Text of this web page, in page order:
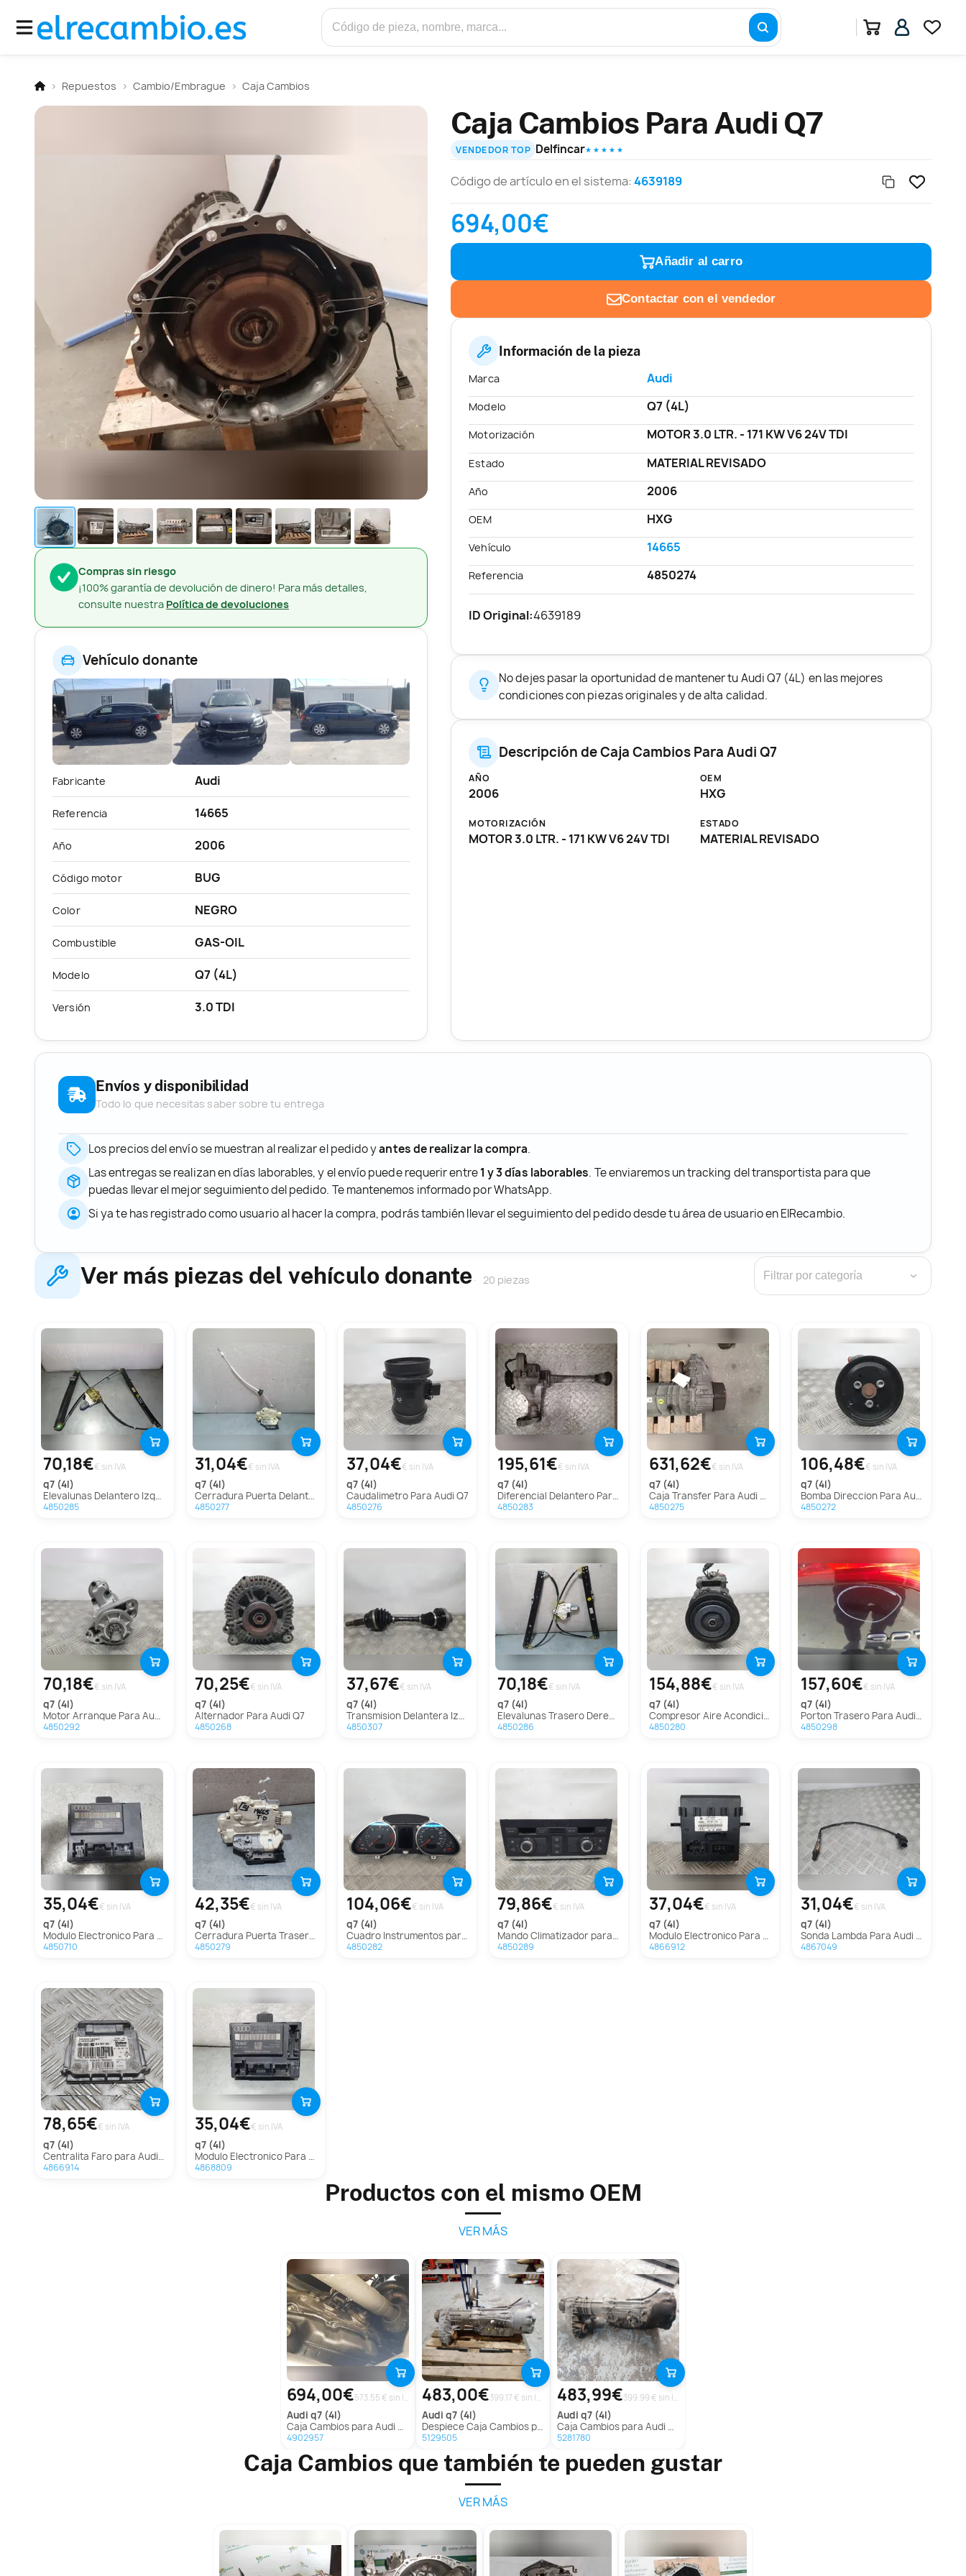
Repuestos Cambio/Embrague Caja Cambios
Compras sin riesgo
¡100% garantía de devolución de dinero! Para más detalles,
consulte nuestra Política de devoluciones
Vehículo donante
Fabricante Audi
Referencia 14665
Año 2006
Código motor BUG
Color NEGRO
Combustible GAS-OIL
Modelo Q7 (4L)
Versión 3.0 TDI
Caja Cambios Para Audi Q7
VENDEDOR TOP Delfincar★ ★ ★ ★ ★
Código de artículo en el sistema:4639189
694,00€
Añadir al carro
Contactar con el vendedor
Información de la pieza
Marca Audi
Modelo Q7 (4L)
Motorización MOTOR 3.0 LTR. - 171 KW V6 24V TDI
Estado MATERIAL REVISADO
Año 2006
OEM HXG
Vehículo 14665
Referencia 4850274
ID Original:4639189
No dejes pasar la oportunidad de mantener tu Audi Q7 (4L) en las mejores
condiciones con piezas originales y de alta calidad.
Descripción de Caja Cambios Para Audi Q7
AÑO
2006
OEM
HXG
MOTORIZACIÓN
MOTOR 3.0 LTR. - 171 KW V6 24V TDI
ESTADO
MATERIAL REVISADO
Envíos y disponibilidad
Todo lo que necesitas saber sobre tu entrega
Los precios del envío se muestran al realizar el pedido yantes de realizar la compra.
Las entregas se realizan en días laborables, y el envío puede requerir entre1 y 3 días laborables. Te enviaremos un tracking del transportista para que
puedas llevar el mejor seguimiento del pedido. Te mantenemos informado por WhatsApp.
Si ya te has registrado como usuario al hacer la compra, podrás también llevar el seguimiento del pedido desde tu área de usuario en ElRecambio.
Ver más piezas del vehículo donante 20 piezas ›
70,18€€ sin IVA
q7 (4l)
Elevalunas Delantero Izquierdo Para Audi Q7
4850285
31,04€€ sin IVA
q7 (4l)
Cerradura Puerta Delantera Derecha Para Audi Q7
4850277
37,04€€ sin IVA
q7 (4l)
Caudalimetro Para Audi Q7
4850276
195,61€€ sin IVA
q7 (4l)
Diferencial Delantero Para Audi Q7
4850283
631,62€€ sin IVA
q7 (4l)
Caja Transfer Para Audi Q7
4850275
106,48€€ sin IVA
q7 (4l)
Bomba Direccion Para Audi Q7
4850272
70,18€€ sin IVA
q7 (4l)
Motor Arranque Para Audi Q7
4850292
70,25€€ sin IVA
q7 (4l)
Alternador Para Audi Q7
4850268
37,67€€ sin IVA
q7 (4l)
Transmision Delantera Izquierda Para Audi Q7
4850307
70,18€€ sin IVA
q7 (4l)
Elevalunas Trasero Derecho Para Audi Q7
4850286
154,88€€ sin IVA
q7 (4l)
Compresor Aire Acondicionado Para Audi Q7
4850280
157,60€€ sin IVA
q7 (4l)
Porton Trasero Para Audi Q7
4850298
35,04€€ sin IVA
q7 (4l)
Modulo Electronico Para Audi Q7
4850710
42,35€€ sin IVA
q7 (4l)
Cerradura Puerta Trasera Derecha para Audi Q7 (4L)
4850279
104,06€€ sin IVA
q7 (4l)
Cuadro Instrumentos para Audi Q7 (4L)
4850282
79,86€€ sin IVA
q7 (4l)
Mando Climatizador para Audi Q7 (4L)
4850289
37,04€€ sin IVA
q7 (4l)
Modulo Electronico Para Audi Q7
4866912
31,04€€ sin IVA
q7 (4l)
Sonda Lambda Para Audi Q7
4867049
78,65€€ sin IVA
q7 (4l)
Centralita Faro para Audi Q7 (4L)
4866914
35,04€€ sin IVA
q7 (4l)
Modulo Electronico Para Audi Q7
4868809
Productos con el mismo OEM
VER MÁS
694,00€ 573.55 € sin IVA
audi q7 (4l)
Caja Cambios para Audi Q7 (4L)
4902957
483,00€ 399.17 € sin IVA
audi q7 (4l)
Despiece Caja Cambios para Audi Q7 (4L)
5129505
483,99€ 399.99 € sin IVA
audi q7 (4l)
Caja Cambios para Audi Q7 (4L)
5281780
Caja Cambios que también te pueden gustar
VER MÁS